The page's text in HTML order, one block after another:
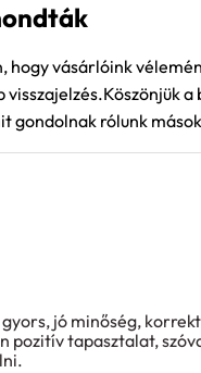
hogy vásárlóink
a
gondolnak rólunk
gyors, jó minőség,
pozitív tapasztalat,